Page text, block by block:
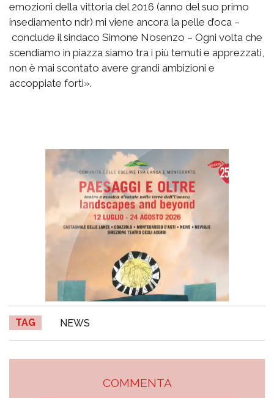
emozioni della vittoria del 2016 (anno del suo primo
insediamento ndr) mi viene ancora la pelle d’oca –
conclude il sindaco Simone Nosenzo – Ogni volta che
scendiamo in piazza siamo tra i più temuti e apprezzati,
non è mai scontato avere grandi ambizioni e
accoppiate forti».
TAG NEWS
COMMENTA